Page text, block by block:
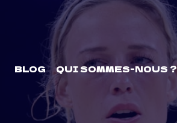
BLOG QUI SOMMES-NOUS ?